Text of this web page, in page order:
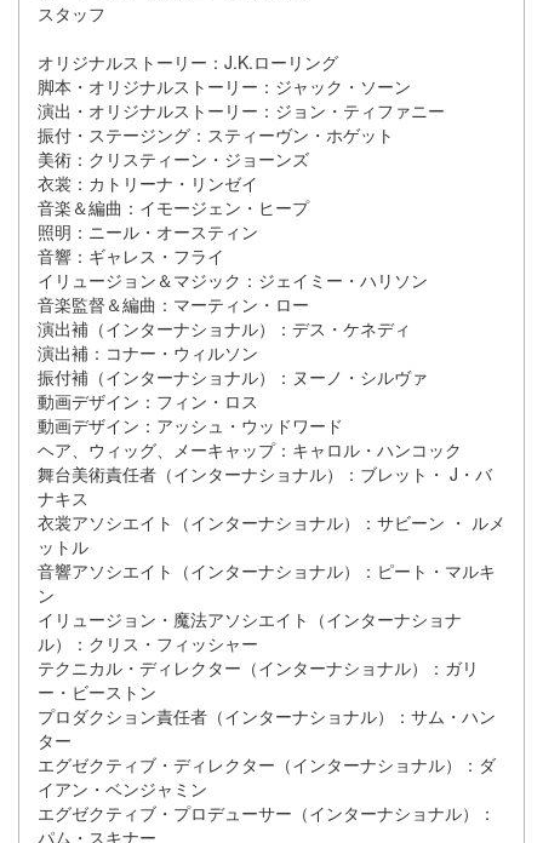
スタッフ
オリジナルストーリー：J.K.ローリング
脚本・オリジナルストーリー：ジャック・ソーン
演出・オリジナルストーリー：ジョン・ティファニー
振付・ステージング：スティーヴン・ホゲット
美術：クリスティーン・ジョーンズ
衣裳：カトリーナ・リンゼイ
音楽＆編曲：イモージェン・ヒープ
照明：ニール・オースティン
音響：ギャレス・フライ
イリュージョン＆マジック：ジェイミー・ハリソン
音楽監督＆編曲：マーティン・ロー
演出補（インターナショナル）：デス・ケネディ
演出補：コナー・ウィルソン
振付補（インターナショナル）：ヌーノ・シルヴァ
動画デザイン：フィン・ロス
動画デザイン：アッシュ・ウッドワード
ヘア、ウィッグ、メーキャップ：キャロル・ハンコック
舞台美術責任者（インターナショナル）：ブレット・ J・バ
ナキス
衣裳アソシエイト（インターナショナル）：サビーン ・ ルメ
ットル
音響アソシエイト（インターナショナル）：ピート・マルキ
ン
イリュージョン・魔法アソシエイト（インターナショナ
ル）：クリス・フィッシャー
テクニカル・ディレクター（インターナショナル）：ガリ
ー・ビーストン
プロダクション責任者（インターナショナル）：サム・ハン
ター
エグゼクティブ・ディレクター（インターナショナル）：ダ
イアン・ベンジャミン
エグゼクティブ・プロデューサー（インターナショナル）：
パム・スキナー